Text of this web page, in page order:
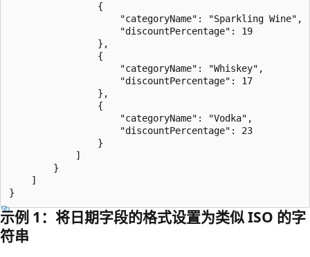
                {
                    "categoryName": "Sparkling Wine",
                    "discountPercentage": 19
                },
                {
                    "categoryName": "Whiskey",
                    "discountPercentage": 17
                },
                {
                    "categoryName": "Vodka",
                    "discountPercentage": 23
                }
            ]
        }
    ]
示例 1：将日期字段的格式设置为类似 ISO 的字
符串